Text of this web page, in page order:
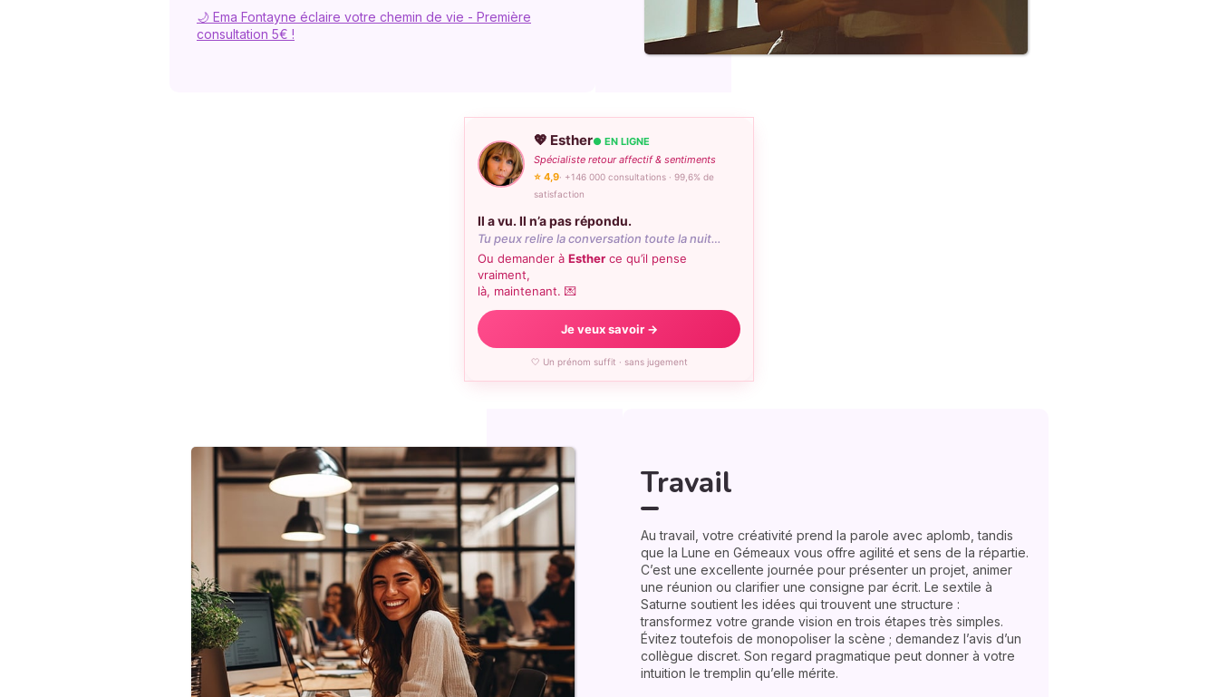
🌙 Ema Fontayne éclaire votre chemin de vie - Première
consultation 5€ !
💖 Esther● EN LIGNE
Spécialiste retour affectif & sentiments
⭐ 4,9· +146 000 consultations · 99,6% de
satisfaction
Il a vu. Il n’a pas répondu.
Tu peux relire la conversation toute la nuit…
Ou demander à Esther ce qu’il pense
vraiment,
là, maintenant. 💌
Je veux savoir →
🤍 Un prénom suffit · sans jugement
Travail
Au travail, votre créativité prend la parole avec aplomb, tandis
que la Lune en Gémeaux vous offre agilité et sens de la répartie.
C’est une excellente journée pour présenter un projet, animer
une réunion ou clarifier une consigne par écrit. Le sextile à
Saturne soutient les idées qui trouvent une structure :
transformez votre grande vision en trois étapes très simples.
Évitez toutefois de monopoliser la scène ; demandez l’avis d’un
collègue discret. Son regard pragmatique peut donner à votre
intuition le tremplin qu’elle mérite.